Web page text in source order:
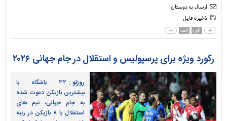
ارسال به دوستان
ذخیره فایل
الف الف
رکورد ویژه برای پرسپولیس و استقلال در جام جهانی ۲۰۲۶
روزنو :
۳۲ باشگاه با
بیشترین بازیکن دعوت شده
به جام جهانی، تیم های
استقلال با ۸ بازیکن در رتبه